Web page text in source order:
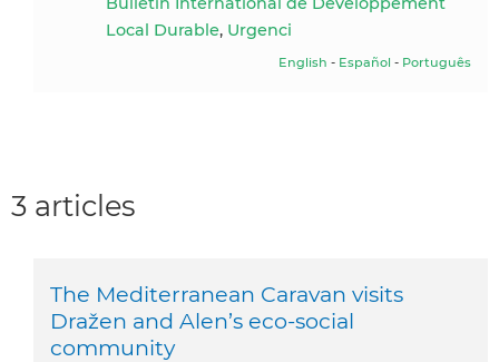
Local Durable, Urgenci
English - Español - Português
3 articles
The Mediterranean Caravan visits
Dražen and Alen’s eco-social
community